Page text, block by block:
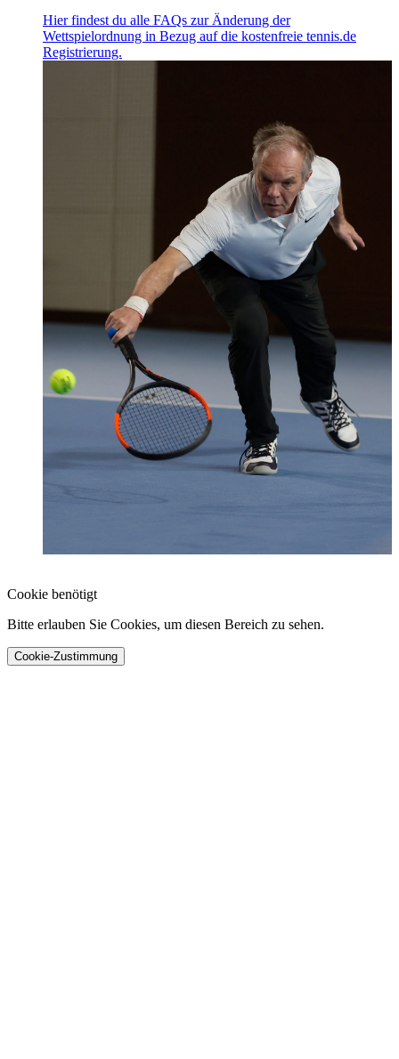
Hier findest du alle FAQs zur Änderung der
Wettspielordnung in Bezug auf die kostenfreie tennis.de
Registrierung.
Cookie benötigt
Bitte erlauben Sie Cookies, um diesen Bereich zu sehen.
Cookie-Zustimmung